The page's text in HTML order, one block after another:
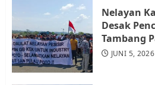
Warga
Audiensi
Nelayan
Desak
Tambang
JUNI 5, 2026